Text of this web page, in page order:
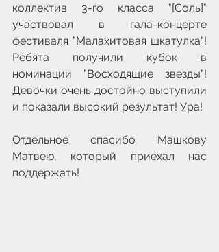
коллектив 3-го класса "[Соль]"
участвовал в гала-концерте
фестиваля "Малахитовая шкатулка"!
Ребята получили кубок в
номинации "Восходящие звезды"!
Девочки очень достойно выступили
и показали высокий результат! Ура!
Отдельное спасибо Машкову
Матвею, который приехал нас
поддержать!​